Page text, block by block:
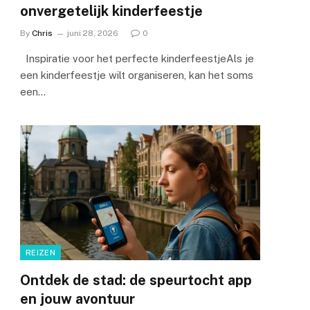
onvergetelijk kinderfeestje
By Chris juni 28, 2026 0
Inspiratie voor het perfecte kinderfeestjeAls je
een kinderfeestje wilt organiseren, kan het soms
een…
REIZEN
Ontdek de stad: de speurtocht app
en jouw avontuur